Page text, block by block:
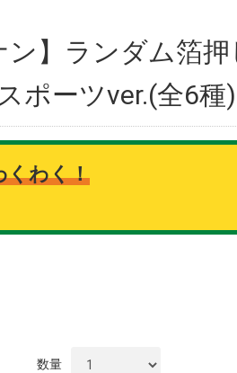
ン】ランダム箔
ポーツver.(全6種)
くわく！
数量